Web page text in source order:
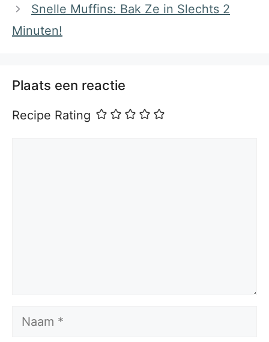
Snelle Muffins: Bak Ze in Slechts 2
Minuten!
Plaats een reactie
Recipe Rating
Naam